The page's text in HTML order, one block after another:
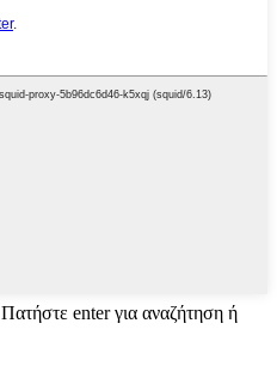
Πατήστε enter για αναζήτηση ή